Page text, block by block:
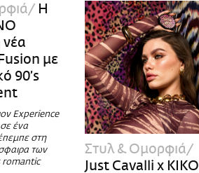
Οι Αθηναίοι
Lgbtqi+
Επιλογές
Η
νέα
με
90’s
Experience
ένα
στη
των
romantic
Στυλ & Ομορφιά
Just Cavalli x KIKO